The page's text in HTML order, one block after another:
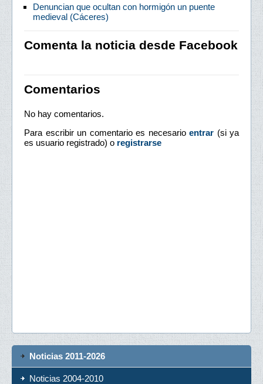
Denuncian que ocultan con hormigón un puente
medieval (Cáceres)
Comenta la noticia desde Facebook
Comentarios
No hay comentarios.
Para escribir un comentario es necesario entrar (si ya
es usuario registrado) o registrarse
Noticias 2011-2026
Noticias 2004-2010